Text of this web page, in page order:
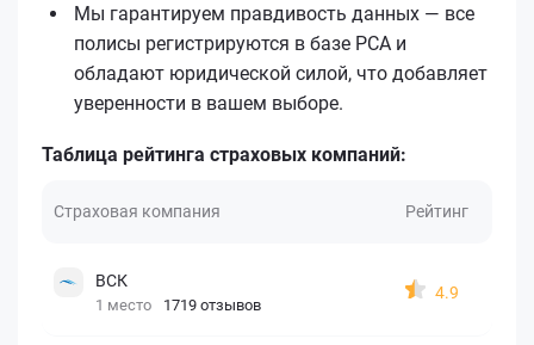
Мы гарантируем правдивость данных — все
полисы регистрируются в базе РСА и
обладают юридической силой, что добавляет
уверенности в вашем выборе.
Таблица рейтинга страховых компаний:
Страховая компания Рейтинг
ВСК
1 место 1719 отзывов
4.9